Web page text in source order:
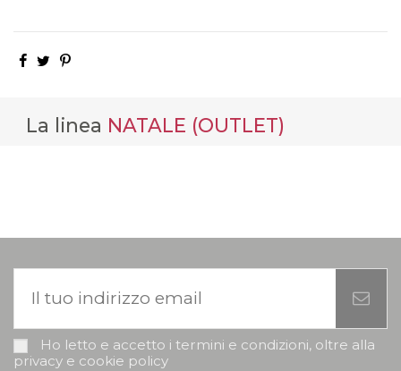
La linea NATALE (OUTLET)
Ho letto e accetto i termini e condizioni, oltre alla
privacy e cookie policy